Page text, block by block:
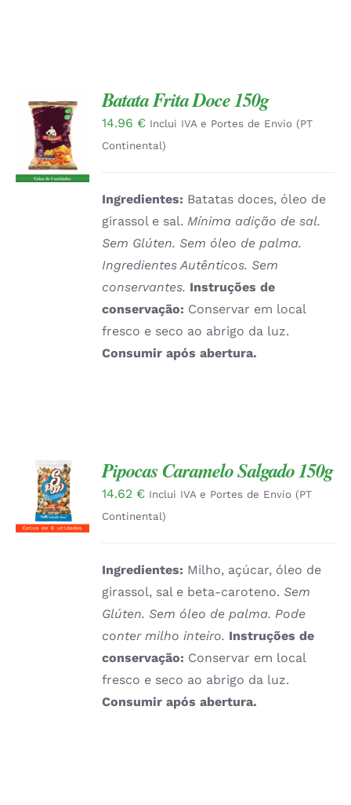
DETALHES
Batata Frita Doce 150g
14.96 € Inclui IVA e Portes de Envio (PT
Continental)
Ingredientes: Batatas doces, óleo de
girassol e sal. Mínima adição de sal.
Sem Glúten. Sem óleo de palma.
Ingredientes Autênticos. Sem
conservantes. Instruções de
conservação: Conservar em local
fresco e seco ao abrigo da luz.
Consumir após abertura.
ADICIONAR
/
DETALHES
Pipocas Caramelo Salgado 150g
14.62 € Inclui IVA e Portes de Envio (PT
Continental)
Ingredientes: Milho, açúcar, óleo de
girassol, sal e beta-caroteno.Sem
Glúten. Sem óleo de palma. Pode
conter milho inteiro. Instruções de
conservação: Conservar em local
fresco e seco ao abrigo da luz.
Consumir após abertura.